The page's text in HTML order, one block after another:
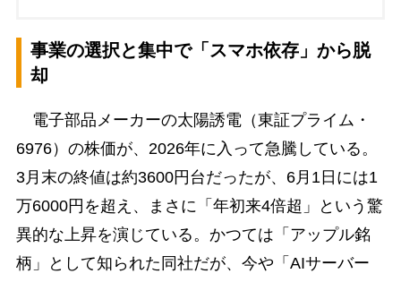
事業の選択と集中で「スマホ依存」から脱
却
電子部品メーカーの太陽誘電（東証プライム・
6976）の株価が、2026年に入って急騰している。
3月末の終値は約3600円台だったが、6月1日には1
万6000円を超え、まさに「年初来4倍超」という驚
異的な上昇を演じている。かつては「アップル銘
柄」として知られた同社だが、今や「AIサーバー